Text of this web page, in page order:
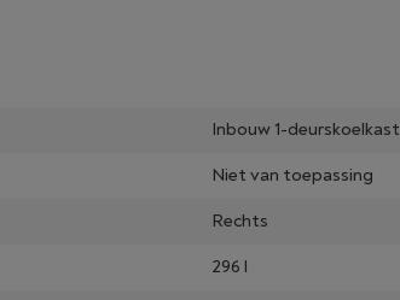
Inbouw 1-deurskoelkast
Niet van toepassing
Rechts
296 l